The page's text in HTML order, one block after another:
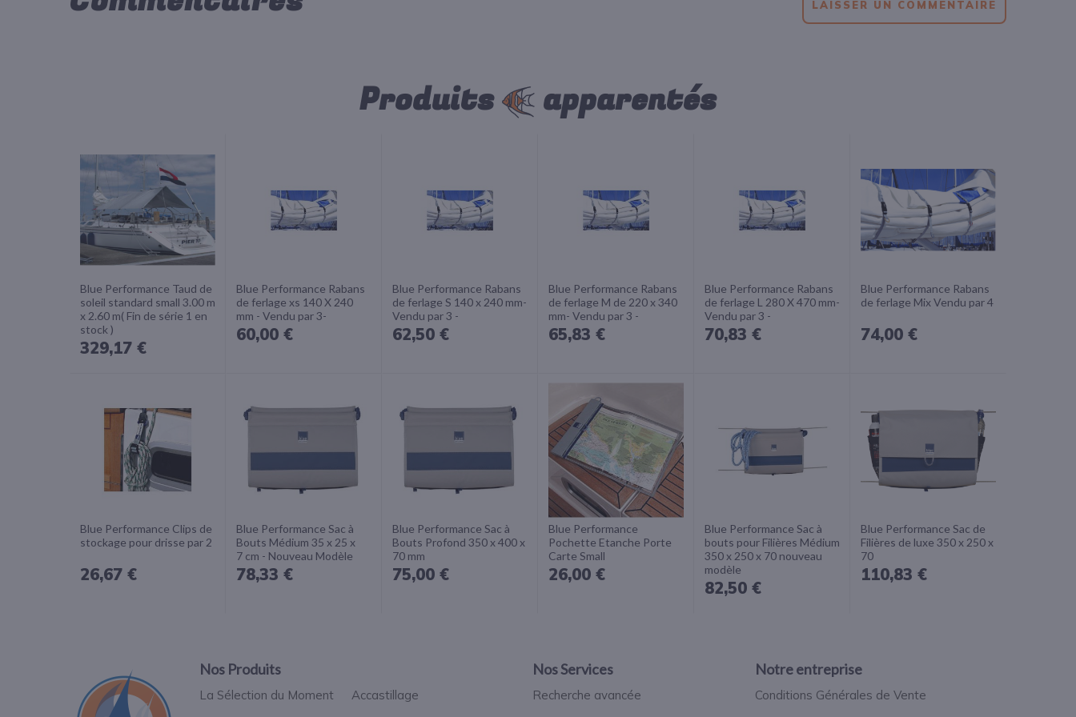
LAISSER UN COMMENTAIRE
Produits apparentés
Blue Performance Taud de
soleil standard small 3.00 m
x 2.60 m( Fin de série 1 en
stock )
329,17 €
Blue Performance Rabans
de ferlage xs 140 X 240
mm - Vendu par 3-
60,00 €
Blue Performance Rabans
de ferlage S 140 x 240 mm-
Vendu par 3 -
62,50 €
Blue Performance Rabans
de ferlage M de 220 x 340
mm- Vendu par 3 -
65,83 €
Blue Performance Rabans
de ferlage L 280 X 470 mm-
Vendu par 3 -
70,83 €
Blue Performance Rabans
de ferlage Mix Vendu par 4
74,00 €
Blue Performance Clips de
stockage pour drisse par 2
26,67 €
Blue Performance Sac à
Bouts Médium 35 x 25 x
7 cm - Nouveau Modèle
78,33 €
Blue Performance Sac à
Bouts Profond 350 x 400 x
70 mm
75,00 €
Blue Performance
Pochette Etanche Porte
Carte Small
26,00 €
Blue Performance Sac à
bouts pour Filières Médium
350 x 250 x 70 nouveau
modèle
82,50 €
Blue Performance Sac de
Filières de luxe 350 x 250 x
70
110,83 €
Nos Services
Recherche avancée
Notre entreprise
Conditions Générales de Vente
Nos Produits
La Sélection du Moment
Accastillage